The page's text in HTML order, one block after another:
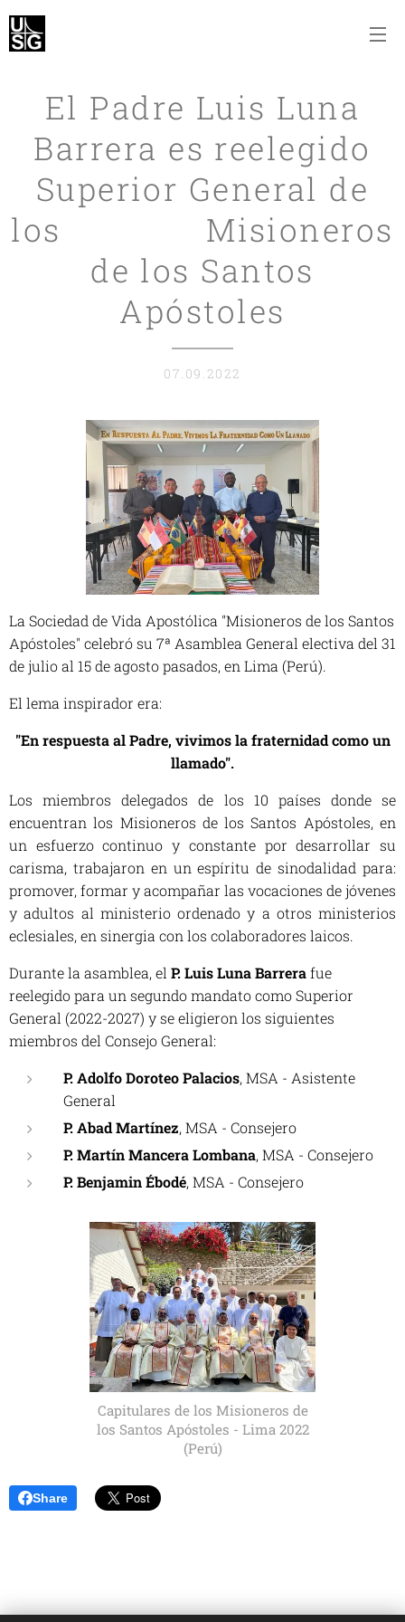
El Padre Luis Luna
Barrera es reelegido
Superior General de
los Misioneros
de los Santos
Apóstoles
07.09.2022
La Sociedad de Vida Apostólica "Misioneros de los Santos
Apóstoles" celebró su 7ª Asamblea General electiva del 31
de julio al 15 de agosto pasados, en Lima (Perú).
El lema inspirador era:
"En respuesta al Padre, vivimos la fraternidad como un
llamado".
Los miembros delegados de los 10 países donde se
encuentran los Misioneros de los Santos Apóstoles, en
un esfuerzo continuo y constante por desarrollar su
carisma, trabajaron en un espíritu de sinodalidad para:
promover, formar y acompañar las vocaciones de jóvenes
y adultos al ministerio ordenado y a otros ministerios
eclesiales, en sinergia con los colaboradores laicos.
Durante la asamblea, el P. Luis Luna Barrerafue
reelegido para un segundo mandato como Superior
General (2022-2027) y se eligieron los siguientes
miembros del Consejo General:
P. Adolfo Doroteo Palacios, MSA - Asistente
General
P. Abad Martínez, MSA - Consejero
P. Martín Mancera Lombana, MSA - Consejero
P. Benjamin Ébodé, MSA - Consejero
Capitulares de los Misioneros de
los Santos Apóstoles - Lima 2022
(Perú)
Share